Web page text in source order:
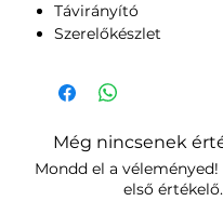
Távirányító
Szerelőkészlet
Még nincsenek
Mondd el a véleményed!
első értékelő.